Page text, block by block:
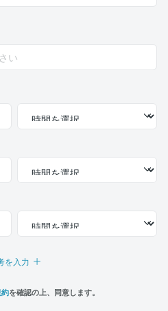
を入力
を確認の上、同意します。